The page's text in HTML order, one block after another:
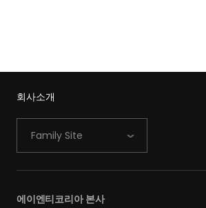
회사소개
Family Site
에이엔티코리아 본사